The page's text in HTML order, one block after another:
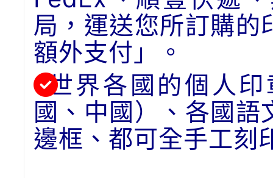
局，運送您所訂購的
額外支付」。
世界各國的個人
國、中國）、各國
邊框、都可全手工刻